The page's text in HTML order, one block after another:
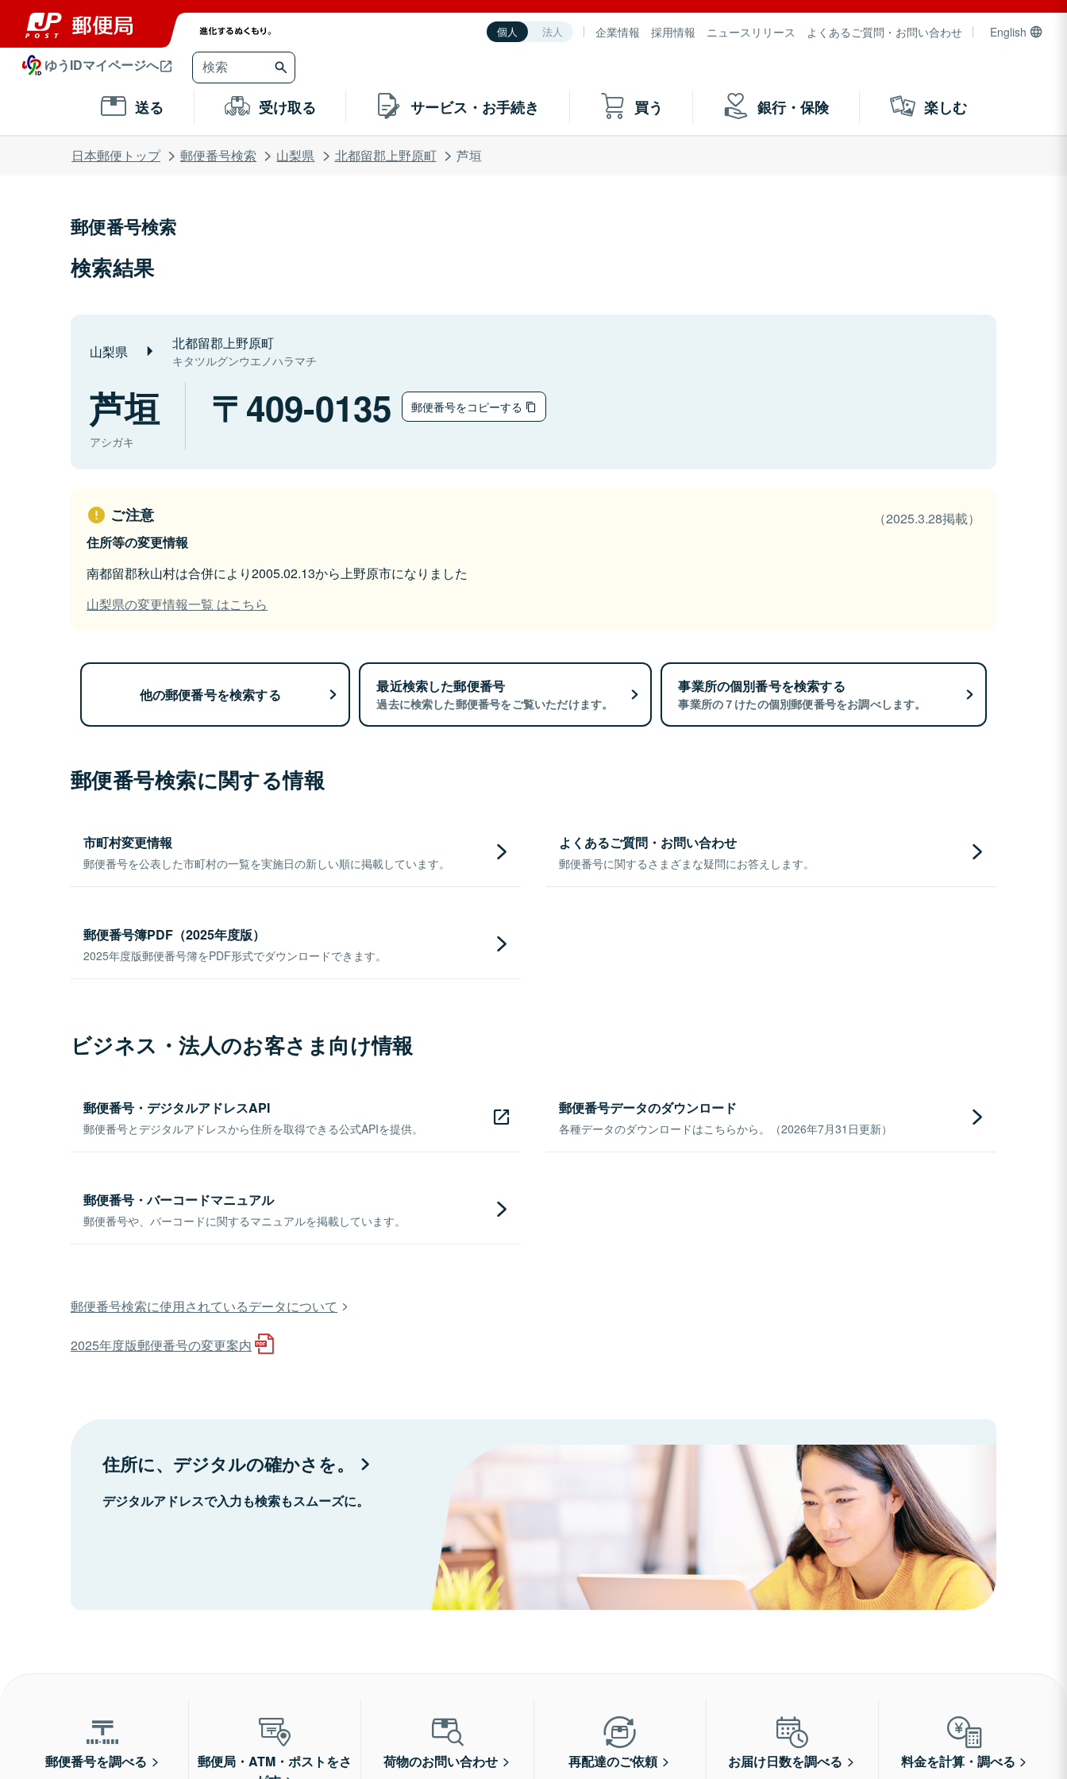
個人 法人 企業情報 採用情報 ニュースリリース よくあるご質問・お問い合わせ English
ゆうIDマイページへ
送る 受け取る サービス・お手続き 買う 銀行・保険 楽しむ
日本郵便トップ 郵便番号検索 山梨県 北都留郡上野原町 芦垣
郵便番号検索
検索結果
山梨県 北都留郡上野原町
キタツルグンウエノハラマチ
芦垣
アシガキ
409-0135 郵便番号をコピーする
ご注意
（2025.3.28掲載）
住所等の変更情報
南都留郡秋山村は合併により2005.02.13から上野原市になりました
山梨県の変更情報一覧 はこちら
他の郵便番号を検索する 最近検索した郵便番号
過去に検索した郵便番号をご覧いただけます。
事業所の個別番号を検索する
事業所の７けたの個別郵便番号をお調べします。
郵便番号検索に関する情報
市町村変更情報
郵便番号を公表した市町村の一覧を実施日の新しい順に掲載しています。
よくあるご質問・お問い合わせ
郵便番号に関するさまざまな疑問にお答えします。
郵便番号簿PDF（2025年度版）
2025年度版郵便番号簿をPDF形式でダウンロードできます。
ビジネス・法人のお客さま向け情報
郵便番号・デジタルアドレスAPI
郵便番号とデジタルアドレスから住所を取得できる公式APIを提供。
郵便番号データのダウンロード
各種データのダウンロードはこちらから。（2026年7月31日更新）
郵便番号・バーコードマニュアル
郵便番号や、バーコードに関するマニュアルを掲載しています。
郵便番号検索に使用されているデータについて
2025年度版郵便番号の変更案内
住所に、デジタルの確かさを。
デジタルアドレスで入力も検索もスムーズに。
郵便番号を調べる
郵便局・ATM・ポストをさ
荷物のお問い合わせ 再配達のご依頼 お届け日数を調べる 料金を計算・調べる